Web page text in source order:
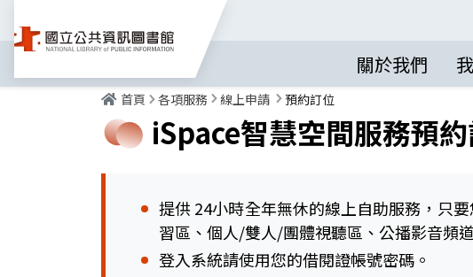
關於我們
首頁 各項服務 線上申請 預約訂位
iSpace智慧空間服務預
提供 24小時全年無休的線上自助服務，只
習區、個人/雙人/團體視聽區、公播影音頻
登入系統請使用您的借閱證帳號密碼。